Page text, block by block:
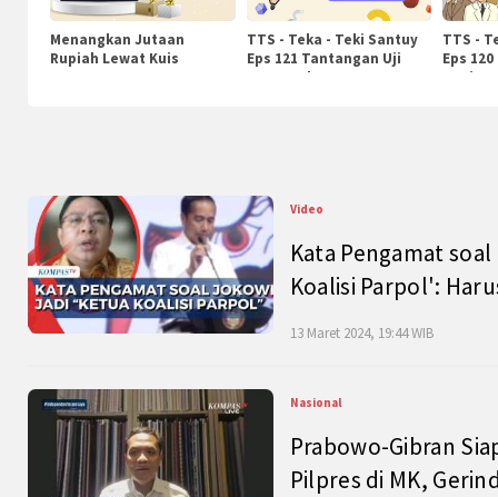
Menangkan Jutaan
Rupiah Lewat Kuis
TTS - Teka - Teki Santuy
Eps 121 Tantangan Uji
Pengetahuan
TTS -
Eps
Video
Kata Pengamat
Koalisi Parpol':
13 Maret 2024, 19:44 WIB
Nasional
Prabowo-Gibran
Pilpres di MK,